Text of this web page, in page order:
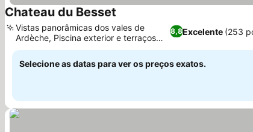
Chateau du Besset
8,8Excelente (253
Vistas panorâmicas dos vales de
Ardèche, Piscina exterior e terraços
ajardinados
Selecione as datas para ver os preços exatos.